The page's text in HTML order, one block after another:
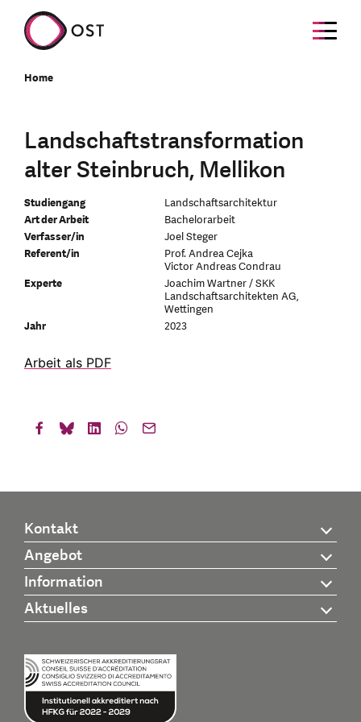
Home
Landschaftstransformation
alter Steinbruch, Mellikon
Studiengang
Landschaftsarchitektur
Art der Arbeit
Bachelorarbeit
Verfasser/in
Joel Steger
Referent/in
Prof. Andrea Cejka
Victor Andreas Condrau
Experte
Joachim Wartner / SKK
Landschaftsarchitekten AG,
Wettingen
Jahr
2023
Arbeit als PDF
Kontakt
Angebot
Information
Aktuelles